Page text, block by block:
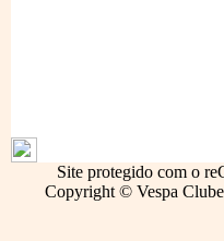
Site protegido com o
Copyright © Vespa